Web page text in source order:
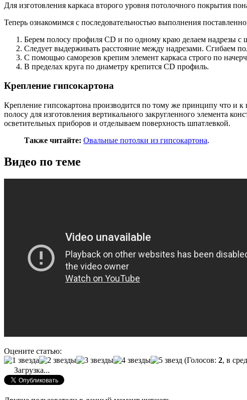
Для изготовления каркаса второго уровня потолочного покрытия
Теперь ознакомимся с последовательностью выполнения
Берем полосу профиля CD и по одному краю делаем надрезы с
Следует выдерживать расстояние между надрезами. Сгибаем
С помощью саморезов крепим элемент каркаса строго по
В пределах круга по диаметру крепится CD профиль.
Крепление гипсокартона
Крепление гипсокартона производится по тому же принципу что и
полосу для изготовления вертикального закругленного элемента
осветительных приборов и отделываем поверхность шпатлевкой.
Также читайте: Овальные потолки из гипсокартона.
Видео по теме
Оцените статью:
(Голосов: 2, в
Загрузка...